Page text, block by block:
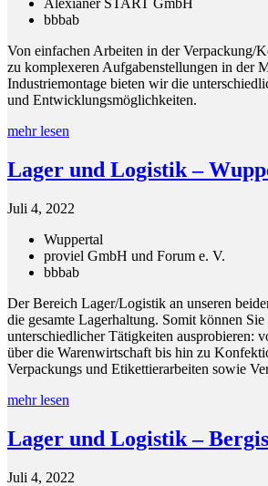
Alexianer START GmbH
bbbab
Von einfachen Arbeiten in der Verpackung/
zu komplexeren Aufgabenstellungen in der
Industriemontage bieten wir die
und Entwicklungsmöglichkeiten.
mehr lesen
Lager und Logistik –
Juli 4, 2022
Wuppertal
proviel GmbH und Forum e. V.
bbbab
Der Bereich Lager/Logistik an unseren
die gesamte Lagerhaltung. Somit können
unterschiedlicher Tätigkeiten ausprobieren:
über die Warenwirtschaft bis hin zu
Verpackungs und Etikettierarbeiten sowie
mehr lesen
Lager und Logistik –
Juli 4, 2022